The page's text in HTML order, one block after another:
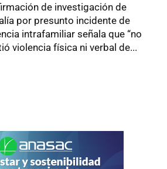
de investigación de
por presunto incidente de
intrafamiliar señala que “no
violencia física ni verbal de...